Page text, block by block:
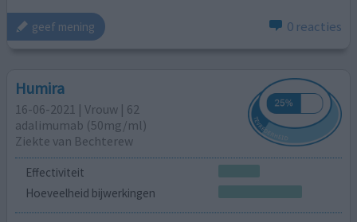
geef mening 0 reacties
Humira
16-06-2021 | Vrouw | 62
adalimumab (50mg/ml)
Ziekte van Bechterew
Effectiviteit
Hoeveelheid bijwerkingen